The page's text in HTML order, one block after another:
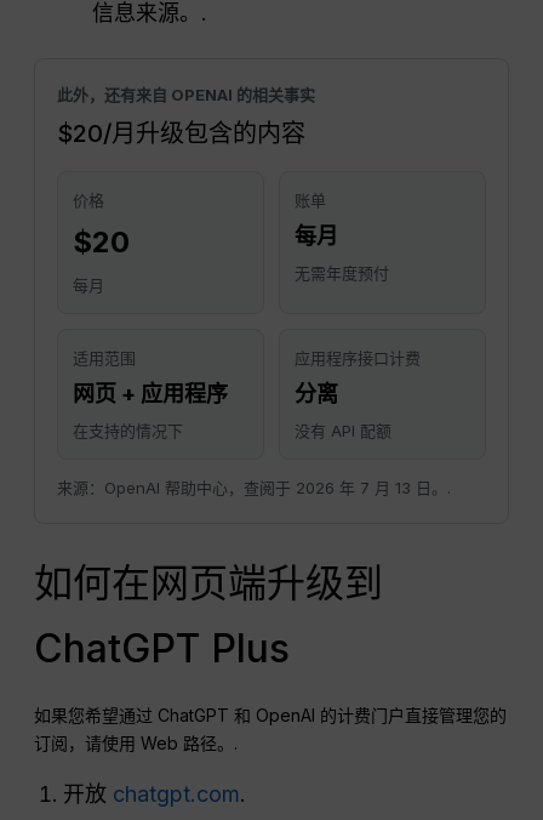
信息来源。.
此外，还有来自 OPENAI 的相关事实
$20/月升级包含的内容
价格
$20
每月
账单
每月
无需年度预付
适用范围
网页 + 应用程序
在支持的情况下
应用程序接口计费
分离
没有 API 配额
来源：OpenAI 帮助中心，查阅于 2026 年 7 月 13 日。.
如何在网页端升级到
ChatGPT Plus
如果您希望通过 ChatGPT 和 OpenAI 的计费门户直接管理您的
订阅，请使用 Web 路径。.
开放 chatgpt.com.